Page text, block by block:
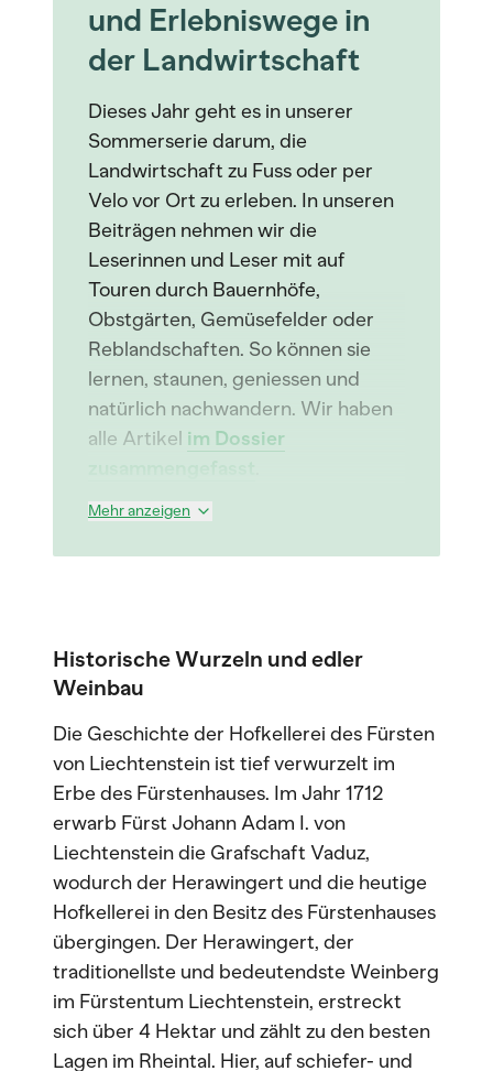
und Erlebniswege in
der Landwirtschaft
Dieses Jahr geht es in unserer
Sommerserie darum, die
Landwirtschaft zu Fuss oder per
Velo vor Ort zu erleben. In unseren
Beiträgen nehmen wir die
Leserinnen und Leser mit auf
Touren durch Bauernhöfe,
Obstgärten, Gemüsefelder oder
Reblandschaften. So können sie
lernen, staunen, geniessen und
natürlich nachwandern. Wir haben
alle Artikel im Dossier
Mehr anzeigen
Historische Wurzeln und edler
Weinbau
Die Geschichte der Hofkellerei des Fürsten
von Liechtenstein ist tief verwurzelt im
Erbe des Fürstenhauses. Im Jahr 1712
erwarb Fürst Johann Adam I. von
Liechtenstein die Grafschaft Vaduz,
wodurch der Herawingert und die heutige
Hofkellerei in den Besitz des Fürstenhauses
übergingen. Der Herawingert, der
traditionellste und bedeutendste Weinberg
im Fürstentum Liechtenstein, erstreckt
sich über 4 Hektar und zählt zu den besten
Lagen im Rheintal. Hier, auf schiefer- und